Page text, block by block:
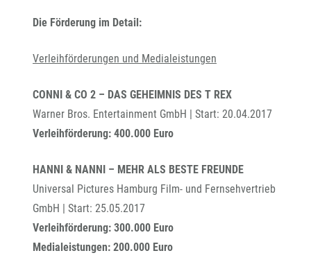
Die Förderung im Detail:
Verleihförderungen und Medialeistungen
CONNI & CO 2 – DAS GEHEIMNIS DES T REX
Warner Bros. Entertainment GmbH | Start: 20.04.2017
Verleihförderung: 400.000 Euro
HANNI & NANNI – MEHR ALS BESTE FREUNDE
Universal Pictures Hamburg Film- und Fernsehvertrieb
GmbH | Start: 25.05.2017
Verleihförderung: 300.000 Euro
Medialeistungen: 200.000 Euro